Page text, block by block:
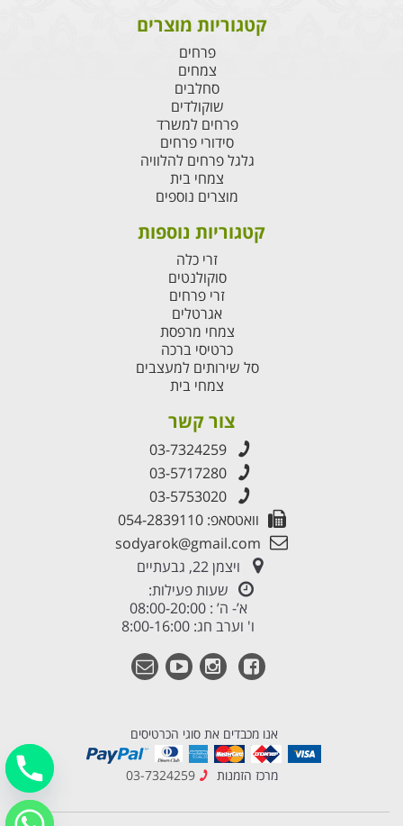
קטגוריות מוצרים
פרחים
צמחים
סחלבים
שוקולדים
פרחים למשרד
סידורי פרחים
גלגל פרחים להלוויה
צמחי בית
מוצרים נוספים
קטגוריות נוספות
זרי כלה
סוקולנטים
זרי פרחים
אגרטלים
צמחי מרפסת
כרטיסי ברכה
סל שירותים למעצבים
צמחי בית
צור קשר
03-7324259
03-5717280
03-5753020
וואטסאפ: 054-2839110
sodyarok@gmail.com
ויצמן 22, גבעתיים
שעות פעילות:
א’- ה’ : 08:00-20:00
ו' וערב חג: 8:00-16:00
אנו מכבדים את סוגי הכרטיסים
מרכז הזמנות 03-7324259